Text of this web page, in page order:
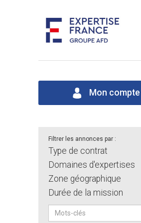
Mon compte
Filtrer les annonces par :
Type de contrat
Domaines d'expertises
Zone géographique
Durée de la mission